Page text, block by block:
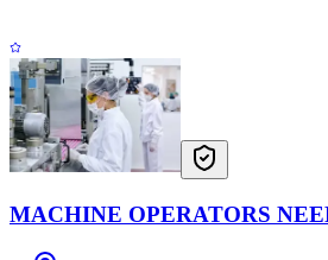
MACHINE OPERATORS